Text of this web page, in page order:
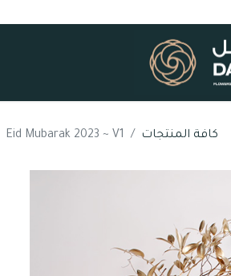
كافة المنتجات Eid Mubarak 2023 ~ V1